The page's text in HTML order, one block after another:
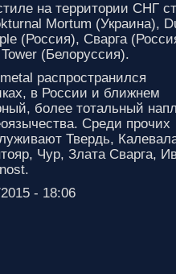
на территории СНГ
Mortum (Украина),
(Россия), Сварга
(Белоруссия).
распространился
в России и ближнем
более тотальный
Среди прочих
Твердь,
Чур, Злата Сварга,
- 18:06